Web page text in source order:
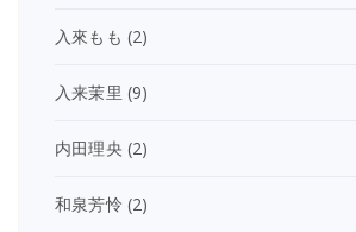
入來もも (2)
入来茉里 (9)
内田理央 (2)
和泉芳怜 (2)